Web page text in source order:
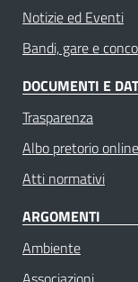
Notizie ed Eventi
Bandi, gare e
DOCUMENTI E
Trasparenza
Albo pretorio online
Atti normativi
ARGOMENTI
Ambiente